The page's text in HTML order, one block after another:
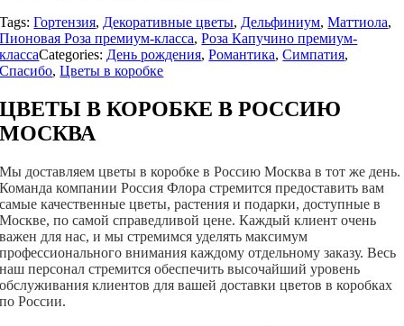
Tags:Гортензия, Декоративные цветы, Дельфиниум,Маттиола,
Пионовая Роза премиум-класса,Роза Капучино премиум-
классаCategories: День рождения,Романтика,Симпатия,
Спасибо,Цветы в коробке
ЦВЕТЫ В КОРОБКЕ В РОССИЮ
МОСКВА
Мы доставляем цветы в коробке в Россию Москва в тот же день.
Команда компании Россия Флора стремится предоставить вам
самые качественные цветы, растения и подарки, доступные в
Москве, по самой справедливой цене. Каждый клиент очень
важен для нас, и мы стремимся уделять максимум
профессионального внимания каждому отдельному заказу. Весь
наш персонал стремится обеспечить высочайший уровень
обслуживания клиентов для вашей доставки цветов в коробках
по России.